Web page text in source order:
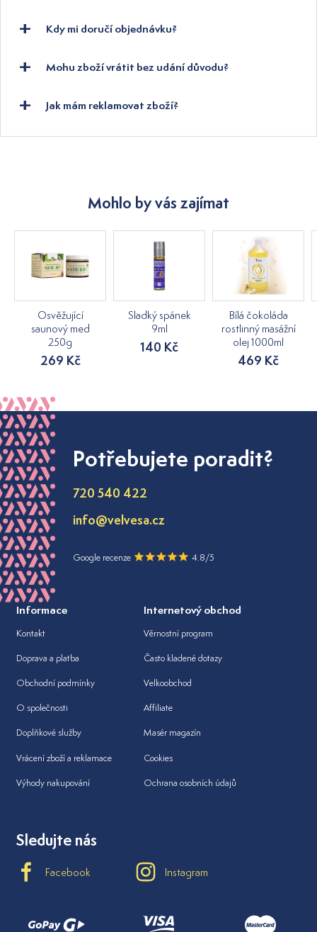
Kdy mi doručí objednávku?
Mohu zboží vrátit bez udání důvodu?
Jak mám reklamovat zboží?
Mohlo by vás zajímat
Osvěžující
saunový med
250g
269 Kč
Sladký spánek
9ml
140 Kč
Bílá čokoláda
rostlinný masážní
olej 1000ml
469 Kč
Potřebujete poradit?
720 540 422
info@velvesa.cz
Google recenze 4.8/5
Informace
Kontakt
Doprava a platba
Obchodní podmínky
O společnosti
Doplňkové služby
Vrácení zboží a reklamace
Výhody nakupování
Internetový obchod
Věrnostní program
Často kladené dotazy
Velkoobchod
Affiliate
Masér magazín
Cookies
Ochrana osobních údajů
Sledujte nás
Facebook Instagram